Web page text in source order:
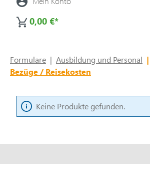
0,00 €*
Formulare | Ausbildung und Personal |
Bezüge / Reisekosten
Keine Produkte gefunden.